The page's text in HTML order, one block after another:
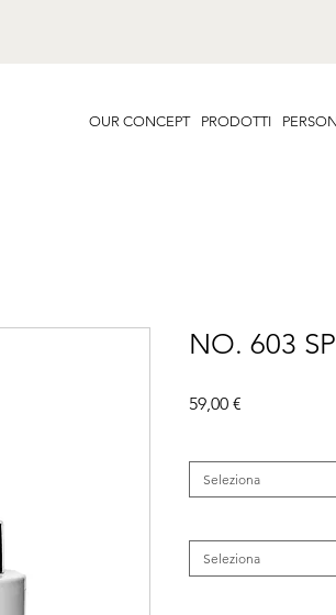
OUR CONCEPT PRODOTTI
NO. 603
59,00 €
Seleziona
Seleziona